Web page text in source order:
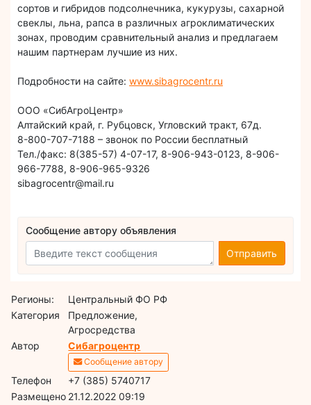
сортов и гибридов подсолнечника, кукурузы, сахарной
свеклы, льна, рапса в различных агроклиматических
зонах, проводим сравнительный анализ и предлагаем
нашим партнерам лучшие из них.
Подробности на сайте: www.sibagrocentr.ru
ООО «СибАгроЦентр»
Алтайский край, г. Рубцовск, Угловский тракт, 67д.
8-800-707-7188 – звонок по России бесплатный
Тел./факс: 8(385-57) 4-07-17, 8-906-943-0123, 8-906-
966-7788, 8-906-965-9326
sibagrocentr@mail.ru
Сообщение автору объявления
Отправить
Регионы:
Центральный ФО РФ
Категория
Предложение,
Агросредства
Автор
Сибагроцентр
Сообщение автору
Телефон
+7 (385) 5740717
Размещено 21.12.2022 09:19